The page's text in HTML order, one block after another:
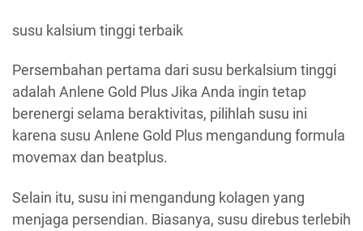
susu kalsium tinggi terbaik
Persembahan pertama dari susu berkalsium tinggi
adalah Anlene Gold Plus Jika Anda ingin tetap
berenergi selama beraktivitas, pilihlah susu ini
karena susu Anlene Gold Plus mengandung formula
movemax dan beatplus.
Selain itu, susu ini mengandung kolagen yang
menjaga persendian. Biasanya, susu direbus terlebih